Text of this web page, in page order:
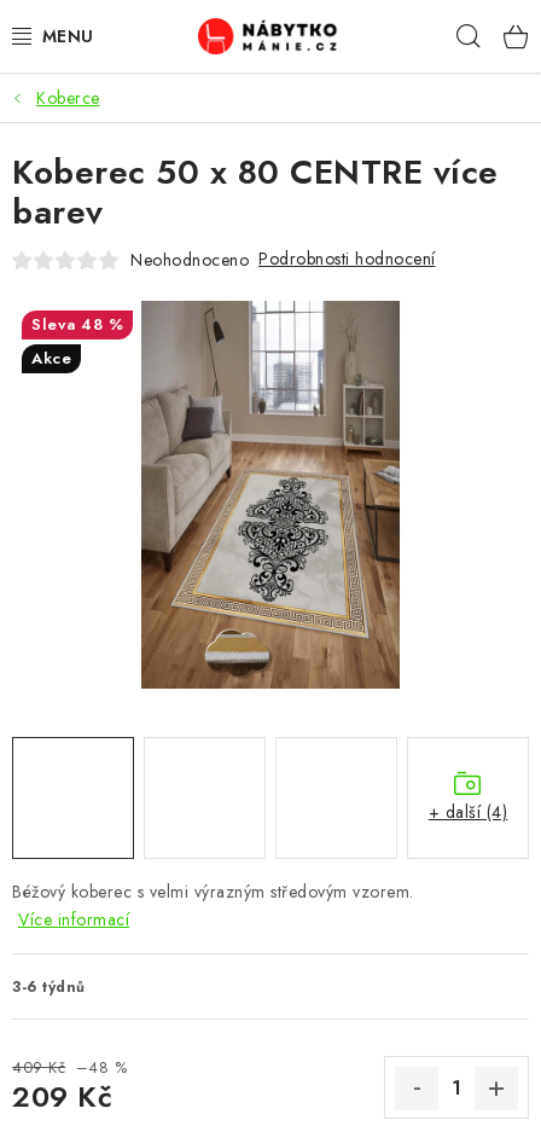
na
OBÝVACÍ POKOJ
KUCHYŇ A JÍDELNA
LOŽNICE
KANCELÁŘ / PRACOVNA
KOUPELNA A WC
CHOVATELSKÉ POTŘEBY
DOPLŇKY A DEKORACE
OSTATNÍ
VÝPRODEJ
Vše o nákupu
Koberce
Béžový koberec s velmi výrazným středovým vzorem.
Více informací
3-6 týdnů
409 Kč –48 %
209 Kč
Koberec 50 x 80 CENTRE více
barev
Neohodnoceno Podrobnosti hodnocení
48 %
Akce
+ další (4)